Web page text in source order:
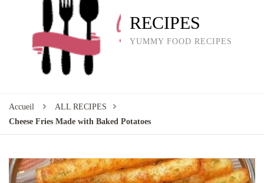
RECIPES
YUMMY FOOD RECIPES
Accueil
ALL RECIPES
Cheese Fries Made with Baked Potatoes